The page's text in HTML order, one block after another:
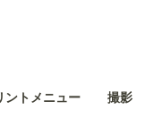
ントメニュー 撮影